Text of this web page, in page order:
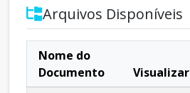
Arquivos Disponíveis
Nome do
Documento
Visualizar